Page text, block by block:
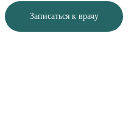
Записаться к врачу